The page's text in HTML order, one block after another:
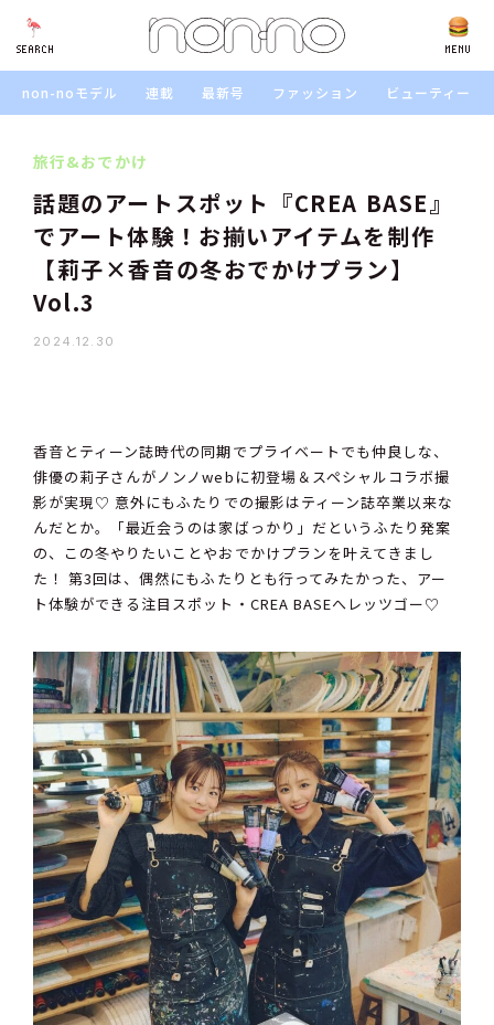
SEARCH MENU
SEARCH
non-noモデル 連載 最新号 ファッション ビューティー
旅行&おでかけ
話題のアートスポット『CREA BASE』
でアート体験！お揃いアイテムを制作
【莉子×香音の冬おでかけプラン】
Vol.3
2024.12.30
香音とティーン誌時代の同期でプライベートでも仲良しな、
俳優の莉子さんがノンノwebに初登場＆スペシャルコラボ撮
影が実現♡ 意外にもふたりでの撮影はティーン誌卒業以来な
んだとか。「最近会うのは家ばっかり」だというふたり発案
の、この冬やりたいことやおでかけプランを叶えてきまし
た！ 第3回は、偶然にもふたりとも行ってみたかった、アー
ト体験ができる注目スポット・CREA BASEへレッツゴー♡